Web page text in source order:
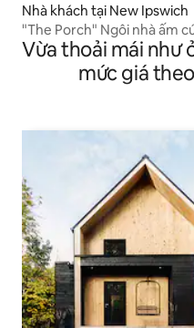
Nhà khách tại New Ipswich
"The Porch" Ngôi
Vừa thoải mái như
mức giá